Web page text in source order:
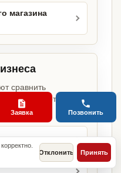
магазина
сравнить
и не потерять
Отклонить Принять
Заявка Позвонить